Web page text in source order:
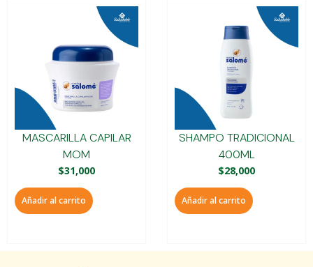
MASCARILLA CAPILAR
MOM
$31,000
Añadir al carrito
SHAMPO TRADICIONAL
400ML
$28,000
Añadir al carrito